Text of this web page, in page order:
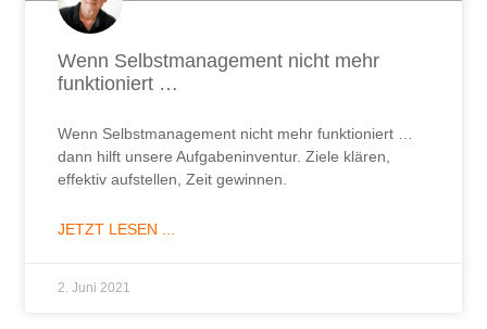
Wenn Selbstmanagement nicht mehr
funktioniert …
Wenn Selbstmanagement nicht mehr funktioniert …
dann hilft unsere Aufgabeninventur. Ziele klären,
effektiv aufstellen, Zeit gewinnen.
JETZT LESEN ...
2. Juni 2021